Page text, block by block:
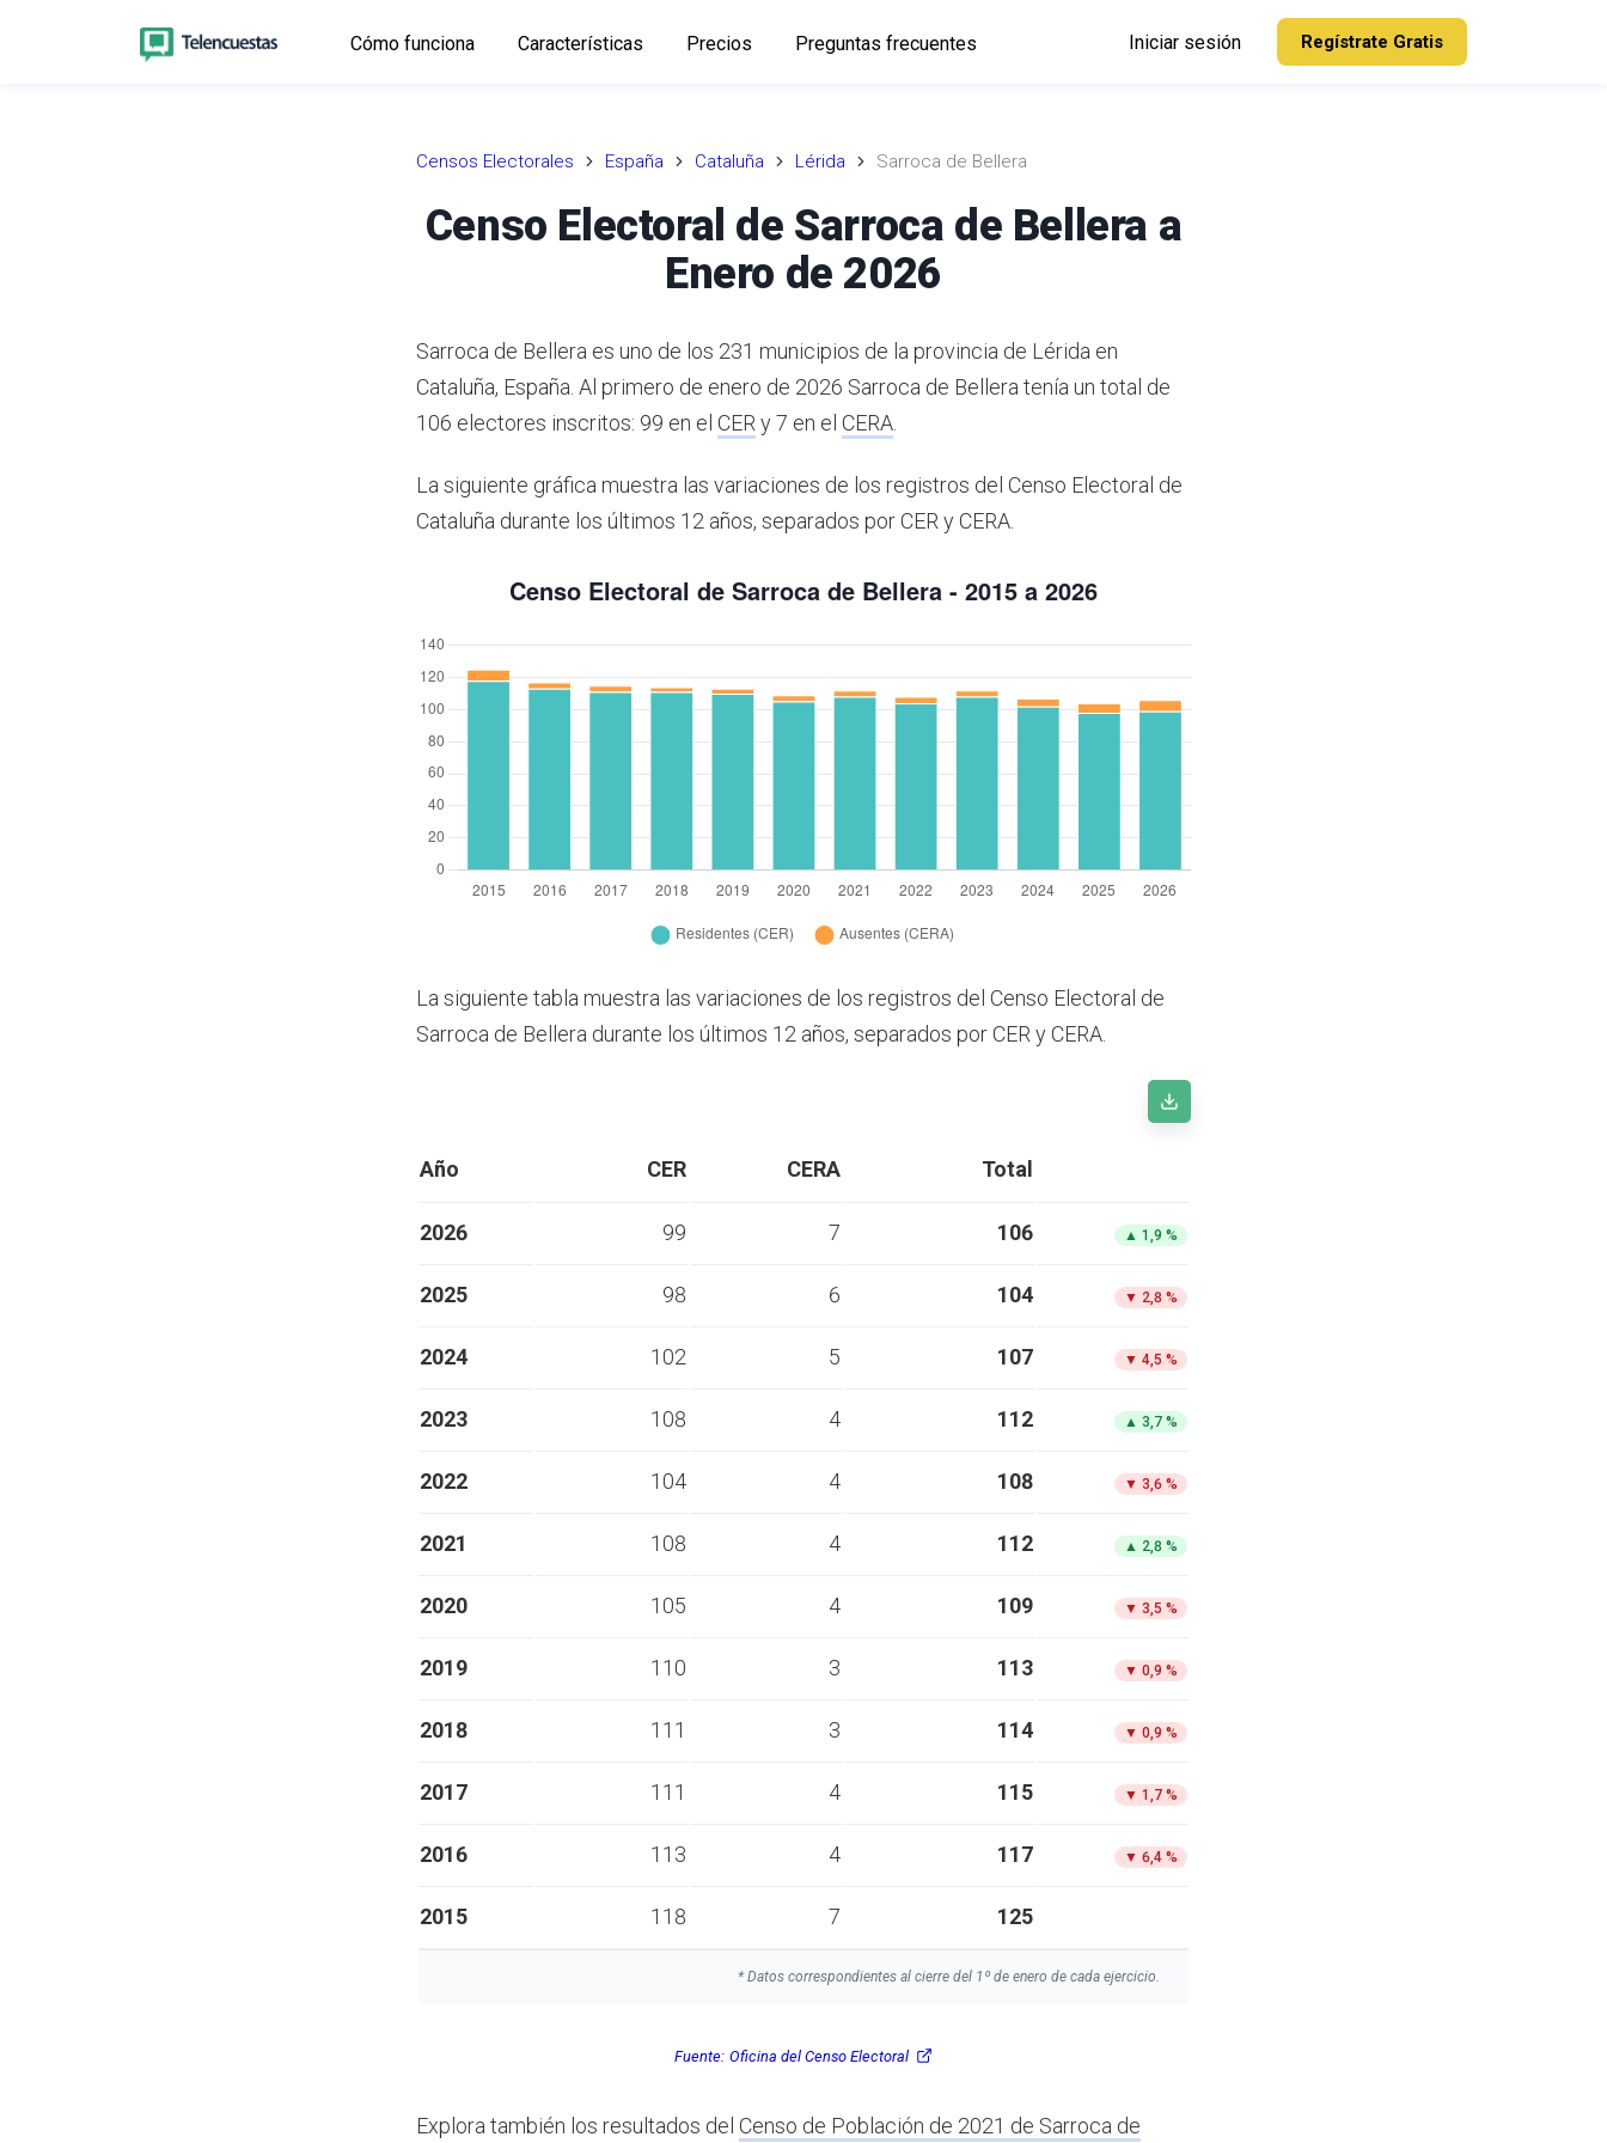
Cómo funciona Características Precios Preguntas frecuentes Iniciar sesión Regístrate Gratis
Censos Electorales España Cataluña Lérida Sarroca de Bellera
Censo Electoral de Sarroca de Bellera a
Enero de 2026
Sarroca de Bellera es uno de los 231 municipios de la provincia de Lérida en
Cataluña, España. Al primero de enero de 2026 Sarroca de Bellera tenía un total de
106 electores inscritos: 99 en el CER y 7 en el CERA
La siguiente gráfica muestra las variaciones de los registros del Censo Electoral de
Cataluña durante los últimos 12 años, separados por CER y CERA.
La siguiente tabla muestra las variaciones de los registros del Censo Electoral de
Sarroca de Bellera durante los últimos 12 años, separados por CER y CERA.
Año CER CERA Total
2026 99 7 106 ▲ 1,9 %
2025 98 6 104 ▼ 2,8 %
2024 102 5 107 ▼ 4,5 %
2023 108 4 112 ▲ 3,7 %
2022 104 4 108 ▼ 3,6 %
2021 108 4 112 ▲ 2,8 %
2020 105 4 109 ▼ 3,5 %
2019 110 3 113 ▼ 0,9 %
2018 111 3 114 ▼ 0,9 %
2017 111 4 115 ▼ 1,7 %
2016 113 4 117 ▼ 6,4 %
2015 118 7 125
* Datos correspondientes al cierre del 1º de enero de cada ejercicio.
Fuente: Oficina del Censo Electoral
Explora también los resultados del Censo de Población de 2021 de Sarroca de